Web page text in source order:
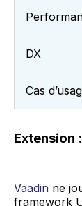
DX
Cas
Extension
Vaadin ne
framework